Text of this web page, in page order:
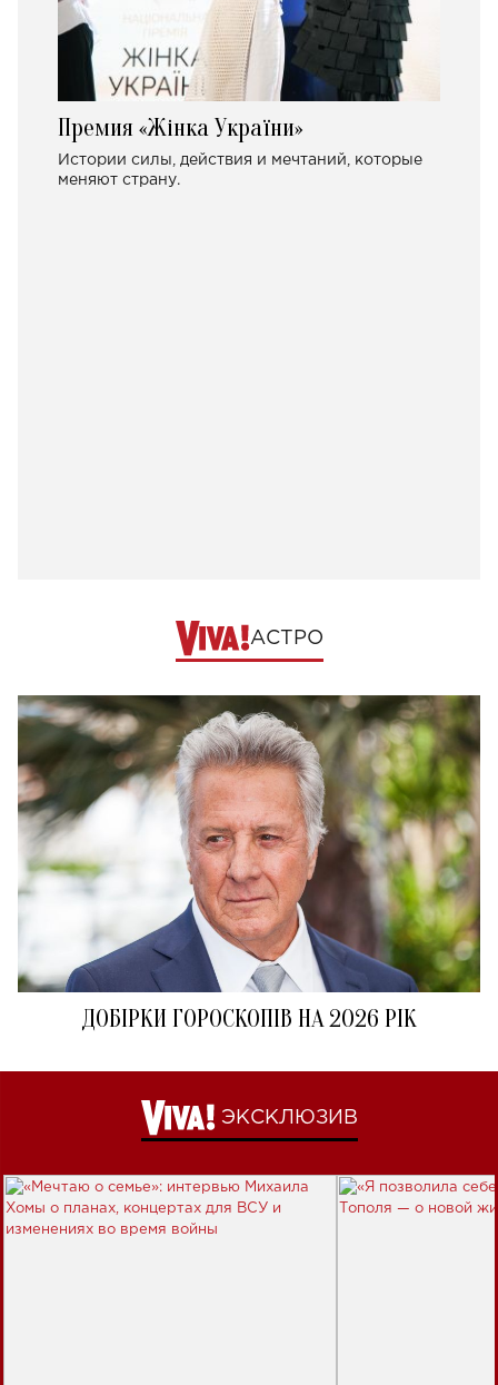
Премия «Жінка України»
Истории силы, действия и мечтаний, которые
меняют страну.
АСТРО
ДОБІРКИ ГОРОСКОПІВ НА 2026 РІК
ЭКСКЛЮЗИВ